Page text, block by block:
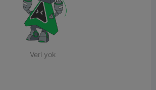
Veri yok